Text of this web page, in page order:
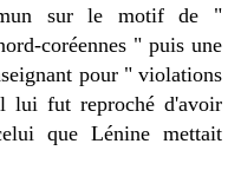
sur le motif de "
coréennes " puis une
pour " violations
lui fut reproché d'avoir
que Lénine mettait